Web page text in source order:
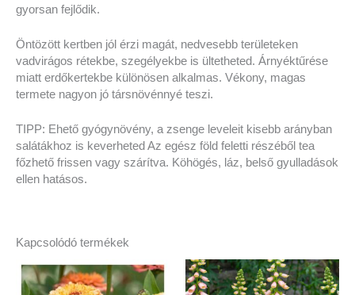
gyorsan fejlődik.
Öntözött kertben jól érzi magát, nedvesebb területeken
vadvirágos rétekbe, szegélyekbe is ültetheted. Árnyéktűrése
miatt erdőkertekbe különösen alkalmas. Vékony, magas
termete nagyon jó társnövénnyé teszi.
TIPP: Ehető gyógynövény, a zsenge leveleit kisebb arányban
salátákhoz is keverheted Az egész föld feletti részéből tea
főzhető frissen vagy szárítva. Köhögés, láz, belső gyulladások
ellen hatásos.
Kapcsolódó termékek